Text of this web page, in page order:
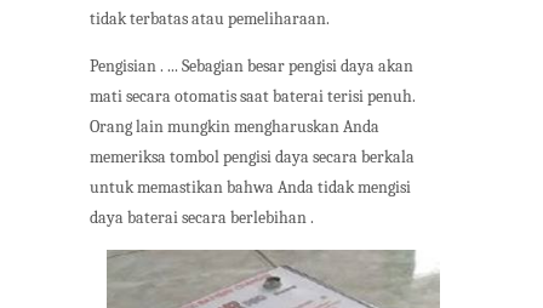
tidak terbatas atau pemeliharaan.
Pengisian . ... Sebagian besar pengisi daya akan
mati secara otomatis saat baterai terisi penuh.
Orang lain mungkin mengharuskan Anda
memeriksa tombol pengisi daya secara berkala
untuk memastikan bahwa Anda tidak mengisi
daya baterai secara berlebihan .